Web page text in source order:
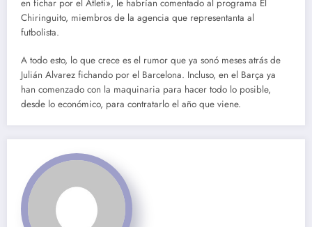
en fichar por el Atleti», le habrían comentado al programa El
Chiringuito, miembros de la agencia que representanta al
futbolista.
A todo esto, lo que crece es el rumor que ya sonó meses atrás de
Julián Alvarez fichando por el Barcelona. Incluso, en el Barça ya
han comenzado con la maquinaria para hacer todo lo posible,
desde lo económico, para contratarlo el año que viene.